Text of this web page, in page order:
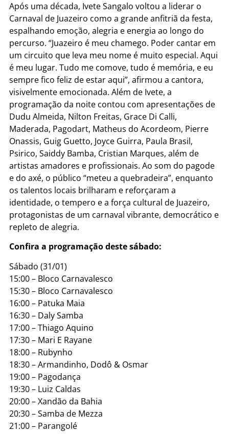
Após uma década, Ivete Sangalo voltou a liderar o
Carnaval de Juazeiro como a grande anfitriã da festa,
espalhando emoção, alegria e energia ao longo do
percurso. “Juazeiro é meu chamego. Poder cantar em
um circuito que leva meu nome é muito especial. Aqui
é meu lugar. Tudo me comove, tudo é memória, e eu
sempre fico feliz de estar aqui”, afirmou a cantora,
visivelmente emocionada. Além de Ivete, a
programação da noite contou com apresentações de
Dudu Almeida, Nilton Freitas, Grace Di Calli,
Maderada, Pagodart, Matheus do Acordeom, Pierre
Onassis, Guig Guetto, Joyce Guirra, Paula Brasil,
Psirico, Saiddy Bamba, Cristian Marques, além de
artistas amadores e profissionais. Ao som do pagode
e do axé, o público “meteu a quebradeira”, enquanto
os talentos locais brilharam e reforçaram a
identidade, o tempero e a força cultural de Juazeiro,
protagonistas de um carnaval vibrante, democrático e
repleto de alegria.
Confira a programação deste sábado:
Sábado (31/01)
15:00 – Bloco Carnavalesco
15:30 – Bloco Carnavalesco
16:00 – Patuka Maia
16:30 – Daly Samba
17:00 – Thiago Aquino
17:30 – Mari E Rayane
18:00 – Rubynho
18:30 – Armandinho, Dodô & Osmar
19:00 – Pagodança
19:30 – Luiz Caldas
20:00 – Xandão da Bahia
20:30 – Samba de Mezza
21:00 – Parangolé